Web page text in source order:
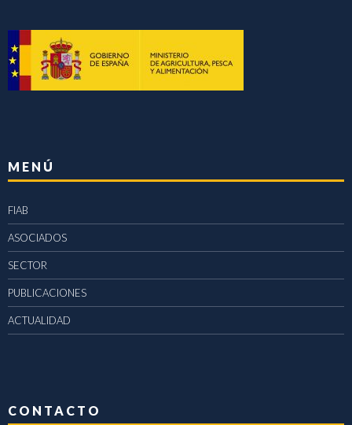
MENÚ
FIAB
ASOCIADOS
SECTOR
PUBLICACIONES
ACTUALIDAD
CONTACTO